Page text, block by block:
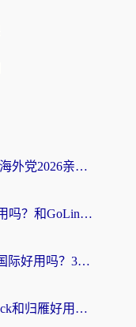
Quickback和云帆哪个好？海外党2026亲测指南：选对加速器大陆工具，无缝刷国内剧玩国服
海外党必看：斧牛VPN好用吗？和GoLinkVPN对比哪个回国效果更好？
海外党必看：斧牛和夏时国际好用吗？3步选对回国加速器，无缝刷国内资源
海外党踩坑指南：Quickback和归雁好用吗？选对加速器才能无缝刷国内资源